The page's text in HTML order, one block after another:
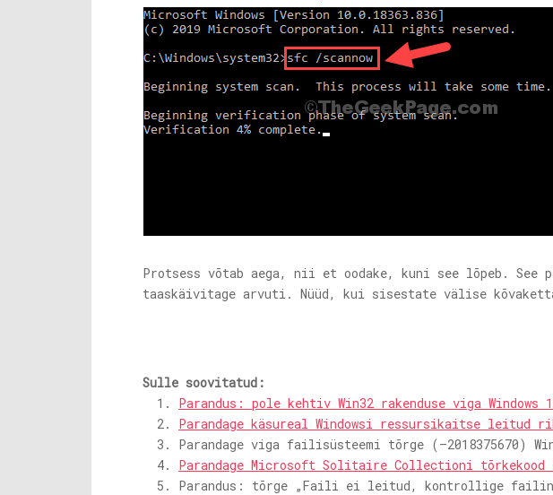
Protsess võtab aega, nii et oodake, kuni see lõpeb.
taaskäivitage arvuti. Nüüd, kui sisestate välise
Sulle soovitatud:
Parandus: pole kehtiv Win32 rakenduse viga Windows
Parandage käsureal Windowsi ressursikaitse leitud
Parandage viga failisüsteemi tõrge (–2018375670)
Parandage Microsoft Solitaire Collectioni tõrkekood
Parandus: tõrge „Faili ei leitud, kontrollige